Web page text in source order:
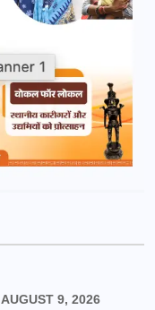
AUGUST 9, 2026